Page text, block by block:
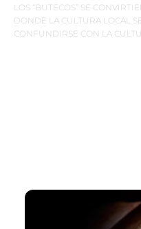
LOS “BUTECOS” SE
DONDE LA CULTURA LOCAL
CONFUNDIRSE CON LA